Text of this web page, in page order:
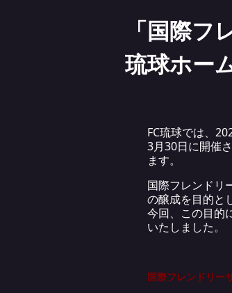
「国際
琉球ホー
FC琉球では、
3月30日に開催
ます。
国際フレンドリ
の醸成を目的と
今回、この目的
いたしました。
国際フレンドリー